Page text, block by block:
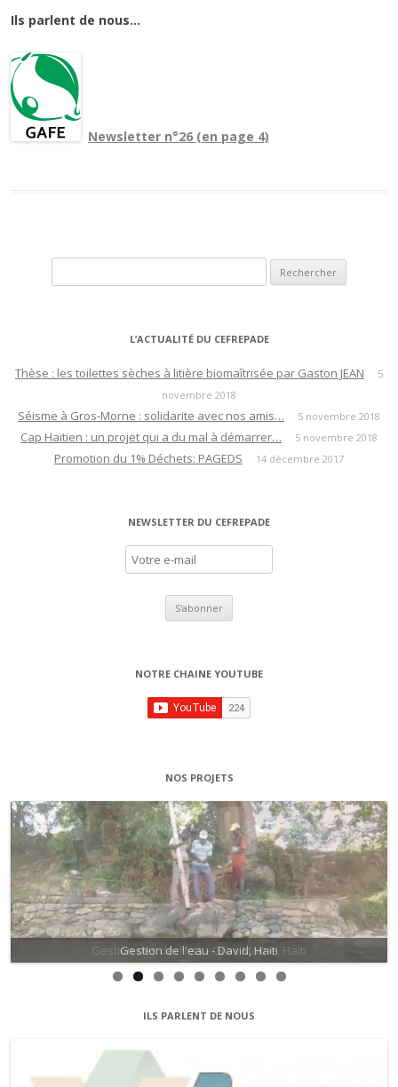
Ils parlent de nous…
Newsletter n°26 (en page 4)
L’ACTUALITÉ DU CEFREPADE
Thèse : les toilettes sèches à litière biomaîtrisée par Gaston JEAN
5
novembre 2018
Séisme à Gros-Morne : solidarite avec nos amis… 5 novembre 2018
Cap Haïtien : un projet qui a du mal à démarrer… 5 novembre 2018
Promotion du 1% Déchets: PAGEDS 14 décembre 2017
NEWSLETTER DU CEFREPADE
NOTRE CHAINE YOUTUBE
NOS PROJETS
Gestion des déchets - Gros Morne, Haïti
Gestion de l'eau - David, Haïti
ILS PARLENT DE NOUS